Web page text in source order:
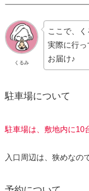
くるみ
ここで、く
実際に行
お届け♪
駐車場について
駐車場は、敷地内に10
入口周辺は、狭めなの